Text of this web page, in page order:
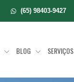
(65) 98403-9427
BLOG SERVIÇOS